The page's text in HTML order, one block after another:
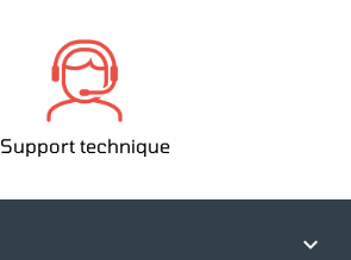
Support technique
